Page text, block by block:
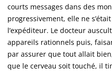
courts messages dans des
progressivement, elle ne
l’expéditeur. Le docteur
appareils rationnels puis,
par assurer que tout allait
que le cerveau soit touché, il